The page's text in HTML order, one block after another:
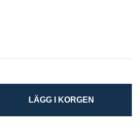
LÄGG I KORGEN